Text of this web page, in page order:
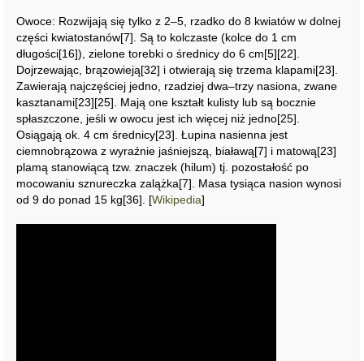
Owoce: Rozwijają się tylko z 2–5, rzadko do 8 kwiatów w dolnej
części kwiatostanów[7]. Są to kolczaste (kolce do 1 cm
długości[16]), zielone torebki o średnicy do 6 cm[5][22].
Dojrzewając, brązowieją[32] i otwierają się trzema klapami[23].
Zawierają najczęściej jedno, rzadziej dwa–trzy nasiona, zwane
kasztanami[23][25]. Mają one kształt kulisty lub są bocznie
spłaszczone, jeśli w owocu jest ich więcej niż jedno[25].
Osiągają ok. 4 cm średnicy[23]. Łupina nasienna jest
ciemnobrązowa z wyraźnie jaśniejszą, białawą[7] i matową[23]
plamą stanowiącą tzw. znaczek (hilum) tj. pozostałość po
mocowaniu sznureczka zalążka[7]. Masa tysiąca nasion wynosi
od 9 do ponad 15 kg[36]. [Wikipedia]